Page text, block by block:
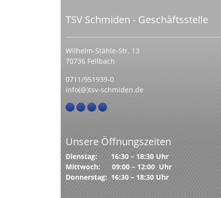
TSV Schmiden - Geschäftsstelle
Wilhelm-Stähle-Str. 13
70736 Fellbach
0711/951939-0
info(@)tsv-schmiden.de
Unsere Öffnungszeiten
Dienstag: 16:30 – 18:30 Uhr
Mittwoch: 09:00 – 12:00 Uhr
Donnerstag: 16:30 – 18:30 Uhr